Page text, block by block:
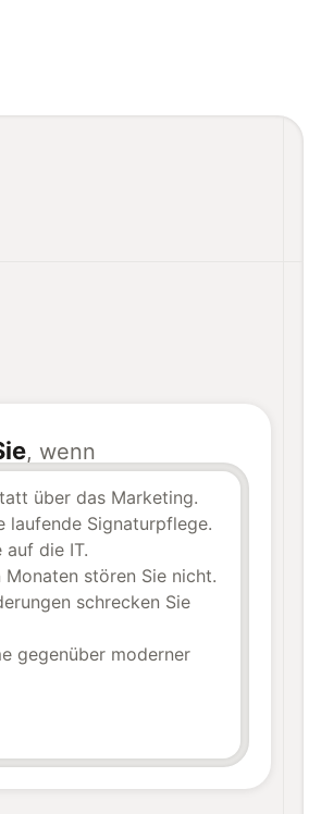
, wenn
über das Marketing.
laufende Signaturpflege.
die IT.
stören Sie nicht.
schrecken Sie
gegenüber moderner